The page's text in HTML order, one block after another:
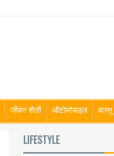
जीवन शैली ऑटोमोबाइल
LIFESTYLE